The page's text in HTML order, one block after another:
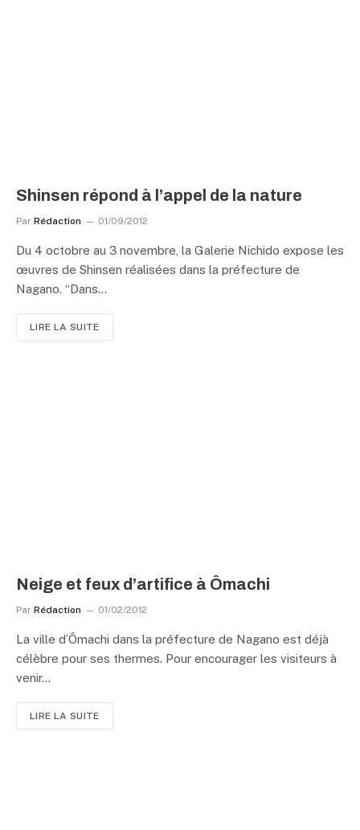
Shinsen répond à l’appel de la nature
Par Rédaction 01/09/2012
Du 4 octobre au 3 novembre, la Galerie Nichido expose les
œuvres de Shinsen réalisées dans la préfecture de
Nagano. “Dans…
LIRE LA SUITE
Neige et feux d’artifice à Ômachi
Par Rédaction 01/02/2012
La ville d’Ômachi dans la préfecture de Nagano est déjà
célèbre pour ses thermes. Pour encourager les visiteurs à
venir…
LIRE LA SUITE